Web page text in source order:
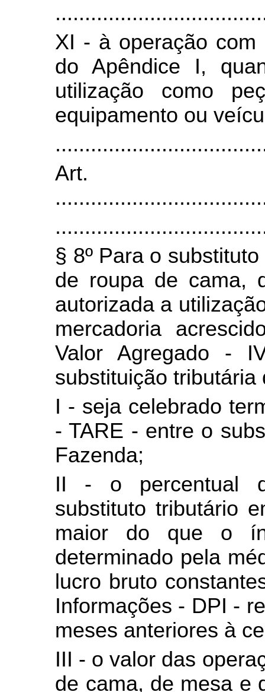
XI - à operação com
do Apêndice I,
utilização como
equipamento ou
§ 8º Para o
de roupa de cama,
autorizada a
mercadoria
Valor Agregado -
substituição tributária
I - seja celebrado
- TARE - entre o
Fazenda;
II - o percentual
substituto tributário
maior do que o
determinado pela
lucro bruto
Informações - DPI -
meses anteriores à
III - o valor das
de cama, de mesa e